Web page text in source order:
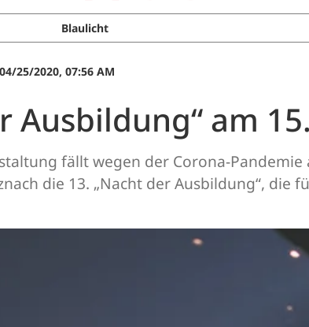
Blaulicht
25/2020, 07:56 AM
Ausbildung“ am
fällt wegen der Corona-
die 13. „Nacht der Ausbildung“, die